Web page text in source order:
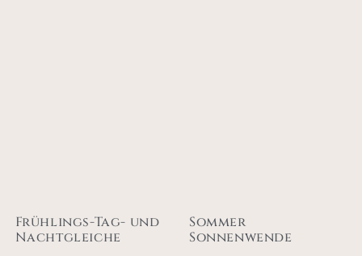
Frühlings-Tag- und
Nachtgleiche
Sommer
Sonnenwende